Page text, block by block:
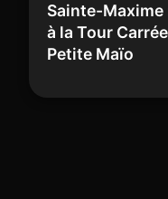
Sainte-
à la Tour
Petite Maïo